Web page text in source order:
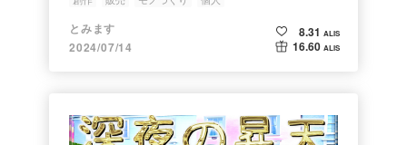
とみます
2024/07/14
8.31 ALIS
16.60 ALIS